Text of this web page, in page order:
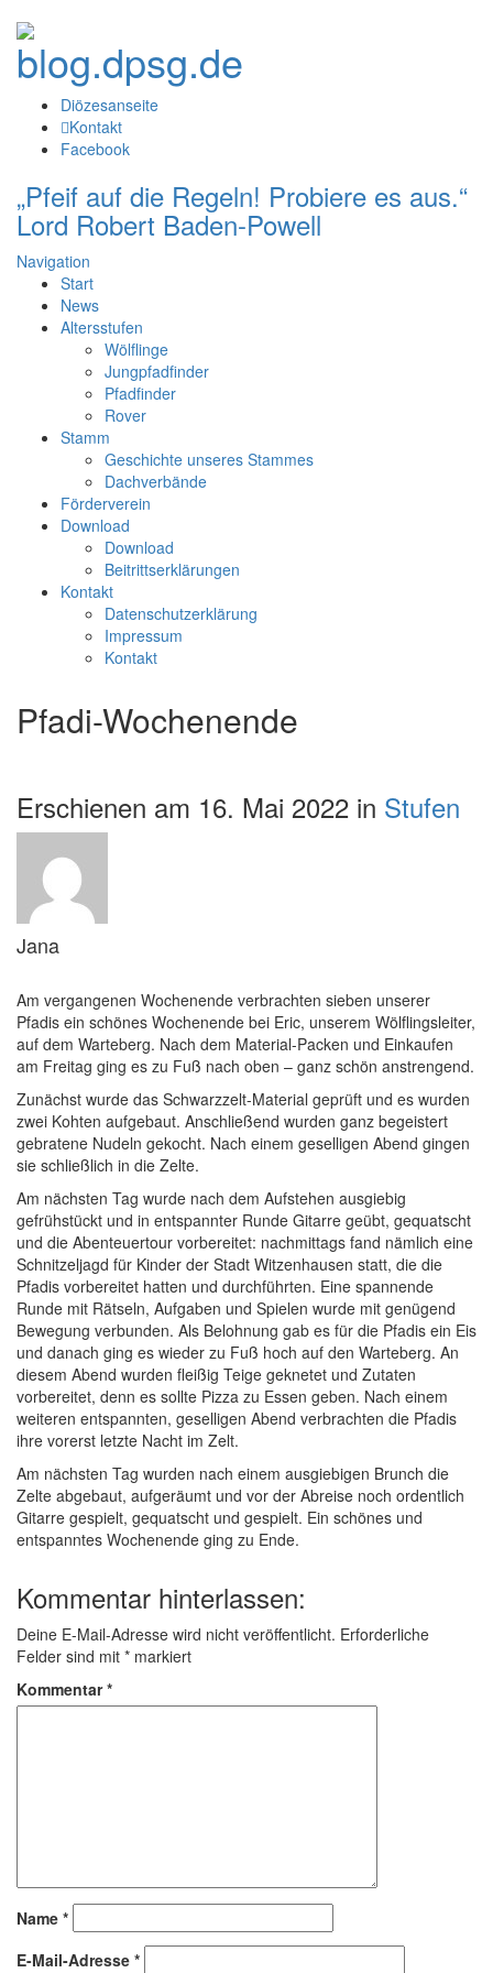
Diözesanseite
Kontakt
Facebook
„Pfeif auf die Regeln! Probiere es aus.“
Lord Robert Baden-Powell
Navigation
Start
News
Altersstufen
Wölflinge
Jungpfadfinder
Pfadfinder
Rover
Stamm
Geschichte unseres Stammes
Dachverbände
Förderverein
Download
Download
Beitrittserklärungen
Kontakt
Datenschutzerklärung
Impressum
Kontakt
Pfadi-Wochenende
Erschienen am 16. Mai 2022 in Stufen
Jana
Am vergangenen Wochenende verbrachten sieben unserer
Pfadis ein schönes Wochenende bei Eric, unserem Wölflingsleiter,
auf dem Warteberg. Nach dem Material-Packen und Einkaufen
am Freitag ging es zu Fuß nach oben – ganz schön anstrengend.
Zunächst wurde das Schwarzzelt-Material geprüft und es wurden
zwei Kohten aufgebaut. Anschließend wurden ganz begeistert
gebratene Nudeln gekocht. Nach einem geselligen Abend gingen
sie schließlich in die Zelte.
Am nächsten Tag wurde nach dem Aufstehen ausgiebig
gefrühstückt und in entspannter Runde Gitarre geübt, gequatscht
und die Abenteuertour vorbereitet: nachmittags fand nämlich eine
Schnitzeljagd für Kinder der Stadt Witzenhausen statt, die die
Pfadis vorbereitet hatten und durchführten. Eine spannende
Runde mit Rätseln, Aufgaben und Spielen wurde mit genügend
Bewegung verbunden. Als Belohnung gab es für die Pfadis ein Eis
und danach ging es wieder zu Fuß hoch auf den Warteberg. An
diesem Abend wurden fleißig Teige geknetet und Zutaten
vorbereitet, denn es sollte Pizza zu Essen geben. Nach einem
weiteren entspannten, geselligen Abend verbrachten die Pfadis
ihre vorerst letzte Nacht im Zelt.
Am nächsten Tag wurden nach einem ausgiebigen Brunch die
Zelte abgebaut, aufgeräumt und vor der Abreise noch ordentlich
Gitarre gespielt, gequatscht und gespielt. Ein schönes und
entspanntes Wochenende ging zu Ende.
Kommentar hinterlassen:
Deine E-Mail-Adresse wird nicht veröffentlicht. Erforderliche
Felder sind mit * markiert
Kommentar*
Name *
E-Mail-Adresse *